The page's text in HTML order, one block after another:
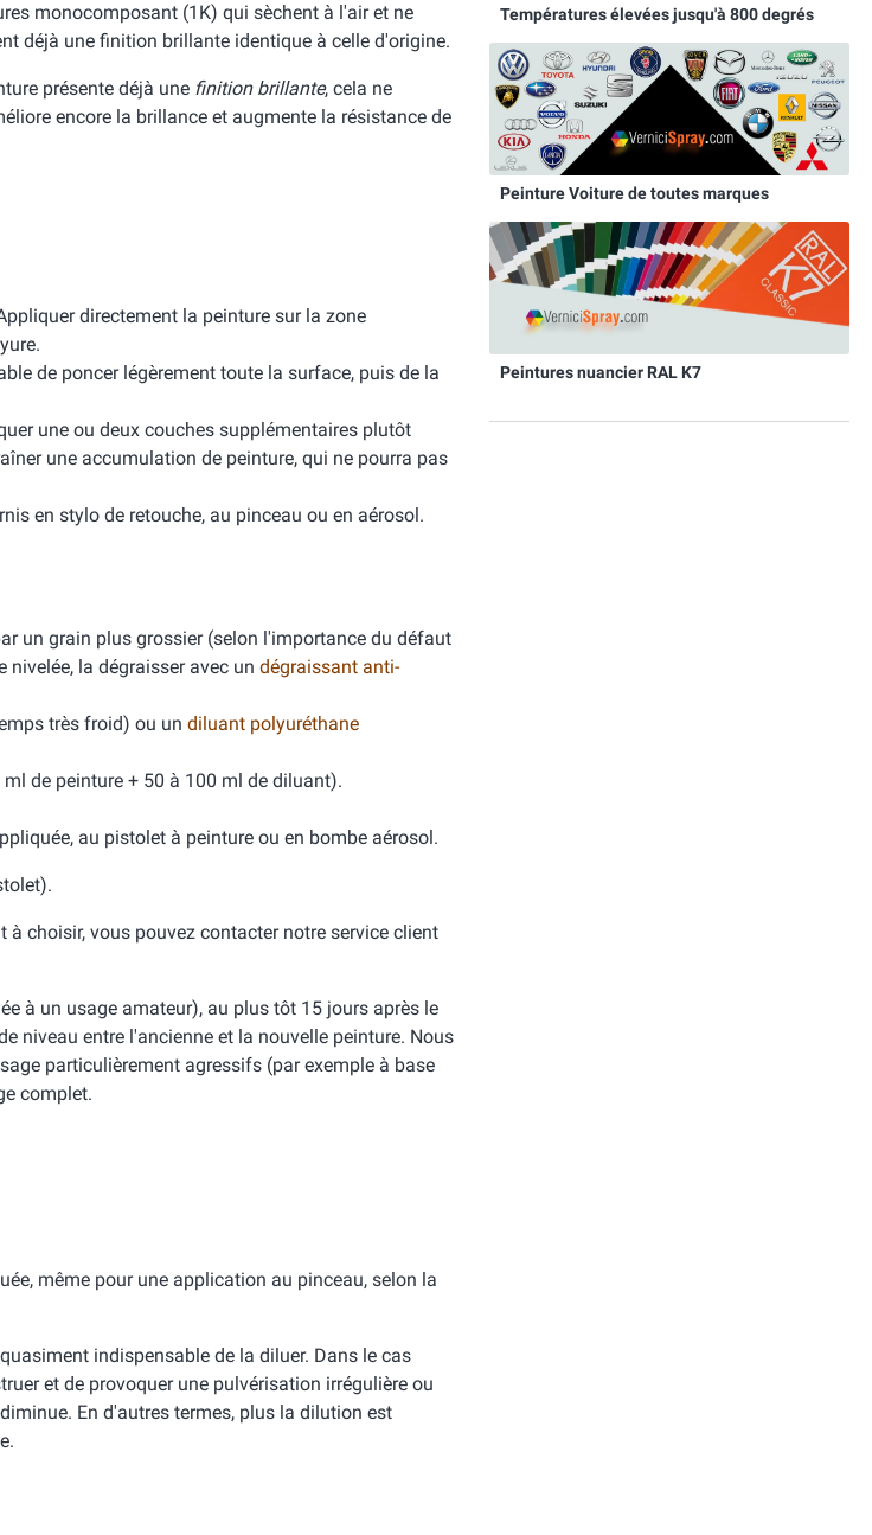
monocomposant (1K) qui sèchent à l'air et ne
déjà une finition brillante identique à celle d'origine.
présente déjà une finition brillante, cela ne
encore la brillance et augmente la résistance de
directement la peinture sur la zone
de poncer légèrement toute la surface, puis de la
une ou deux couches supplémentaires plutôt
une accumulation de peinture, qui ne pourra pas
en stylo de retouche, au pinceau ou en aérosol.
un grain plus grossier (selon l'importance du défaut
la dégraisser avec un dégraissant anti-
très froid) ou un diluant polyuréthane
de peinture + 50 à 100 ml de diluant).
au pistolet à peinture ou en bombe aérosol.
choisir, vous pouvez contacter notre service client
à un usage amateur), au plus tôt 15 jours après le
niveau entre l'ancienne et la nouvelle peinture. Nous
particulièrement agressifs (par exemple à base
complet.
même pour une application au pinceau, selon la
indispensable de la diluer. Dans le cas
et de provoquer une pulvérisation irrégulière ou
En d'autres termes, plus la dilution est
Températures élevées jusqu'à 800 degrés
Peinture Voiture de toutes marques
Peintures nuancier RAL K7